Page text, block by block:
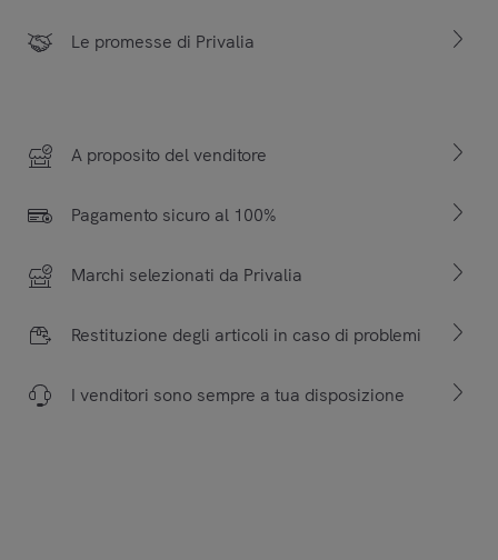
Le promesse di Privalia
A proposito del venditore
Pagamento sicuro al 100%
Marchi selezionati da Privalia
Restituzione degli articoli in caso di problemi
I venditori sono sempre a tua disposizione